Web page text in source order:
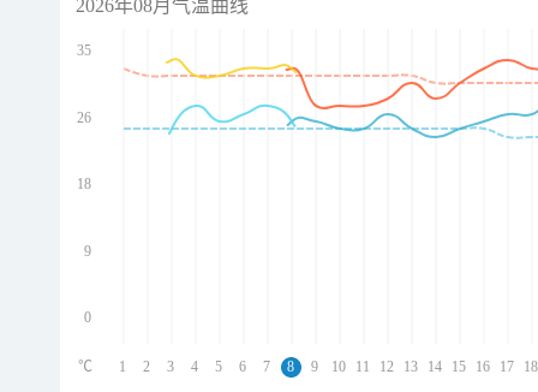
2026年08月气温曲线
35
26
18
9
0
1 2 3 4 5 6 7 8 9 10 11 12 13 14 15 16 17 18
℃